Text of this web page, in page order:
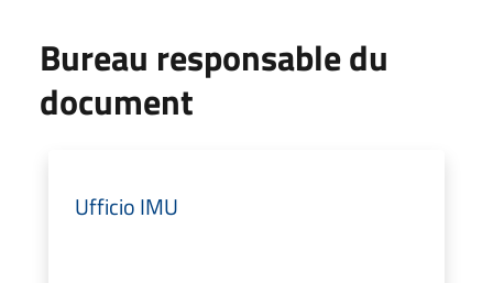
Bureau responsable du
document
Ufficio IMU